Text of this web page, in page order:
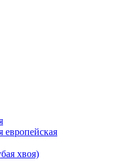
европейская
хвоя)